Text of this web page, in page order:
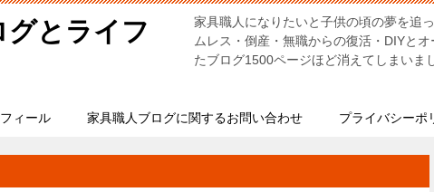
グとライフ
家具職人になりたいと子供の頃の夢を追
ムレス・倒産・無職からの復活・DIYと
たブログ1500ページほど消えてしまいま
ィール 家具職人ブログに関するお問い合わせ プライバシーポ